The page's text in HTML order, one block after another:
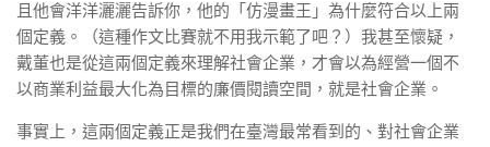
且他會洋洋灑灑告訴你，他的「仿漫畫王」為什麼符合以上兩
個定義。（這種作文比賽就不用我示範了吧？）我甚至懷疑，
戴董也是從這兩個定義來理解社會企業，才會以為經營一個不
以商業利益最大化為目標的廉價閱讀空間，就是社會企業。
事實上，這兩個定義正是我們在臺灣最常看到的、對社會企業